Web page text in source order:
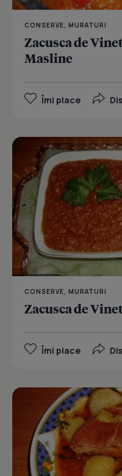
CONSERVE, MURATURI
Zacusca de
Masline
Îmi place
CONSERVE, MURATURI
Zacusca de
Îmi place